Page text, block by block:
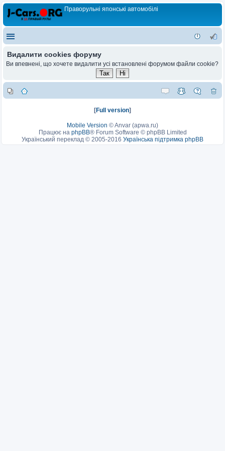
Праворульні японські автомобілі
Видалити cookies форуму
Ви впевнені, що хочете видалити усі встановлені форумом файли cookie?
[Full version]
Mobile Version ©Anvar (apwa.ru)
Працює на phpBB® Forum Software © phpBB Limited
Український переклад © 2005-2016 Українська підтримка phpBB